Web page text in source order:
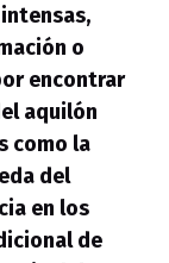
o
encontrar
aquilón
como la
del
en los
de